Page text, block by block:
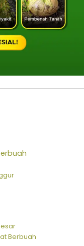
Berbuah